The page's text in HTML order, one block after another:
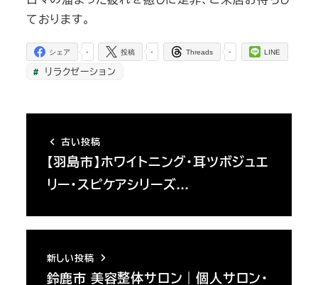
ております。
-
シェア -
投稿 -
Threads LINE
リラクゼーション
古い投稿
【羽島市】ホワイトニング・耳ツボジュエ
リー・スピケアシリーズ…
新しい投稿
鈴鹿市 美容整体サロン｜個人サロン・